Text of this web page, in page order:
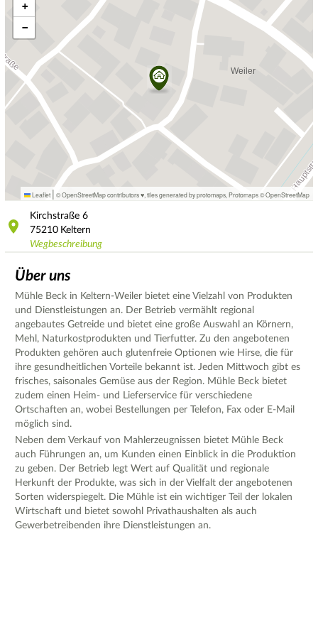
+
−
Leaflet | © OpenStreetMap contributors ♥, tiles generated by protomaps Protomaps©OpenStreetMap
Kirchstraße 6
75210 Keltern
Wegbeschreibung
Über uns
Mühle Beck in Keltern-Weiler bietet eine Vielzahl von Produkten
und Dienstleistungen an. Der Betrieb vermählt regional
angebautes Getreide und bietet eine große Auswahl an Körnern,
Mehl, Naturkostprodukten und Tierfutter. Zu den angebotenen
Produkten gehören auch glutenfreie Optionen wie Hirse, die für
ihre gesundheitlichen Vorteile bekannt ist. Jeden Mittwoch gibt es
frisches, saisonales Gemüse aus der Region. Mühle Beck bietet
zudem einen Heim- und Lieferservice für verschiedene
Ortschaften an, wobei Bestellungen per Telefon, Fax oder E-Mail
möglich sind.
Neben dem Verkauf von Mahlerzeugnissen bietet Mühle Beck
auch Führungen an, um Kunden einen Einblick in die Produktion
zu geben. Der Betrieb legt Wert auf Qualität und regionale
Herkunft der Produkte, was sich in der Vielfalt der angebotenen
Sorten widerspiegelt. Die Mühle ist ein wichtiger Teil der lokalen
Wirtschaft und bietet sowohl Privathaushalten als auch
Gewerbetreibenden ihre Dienstleistungen an.